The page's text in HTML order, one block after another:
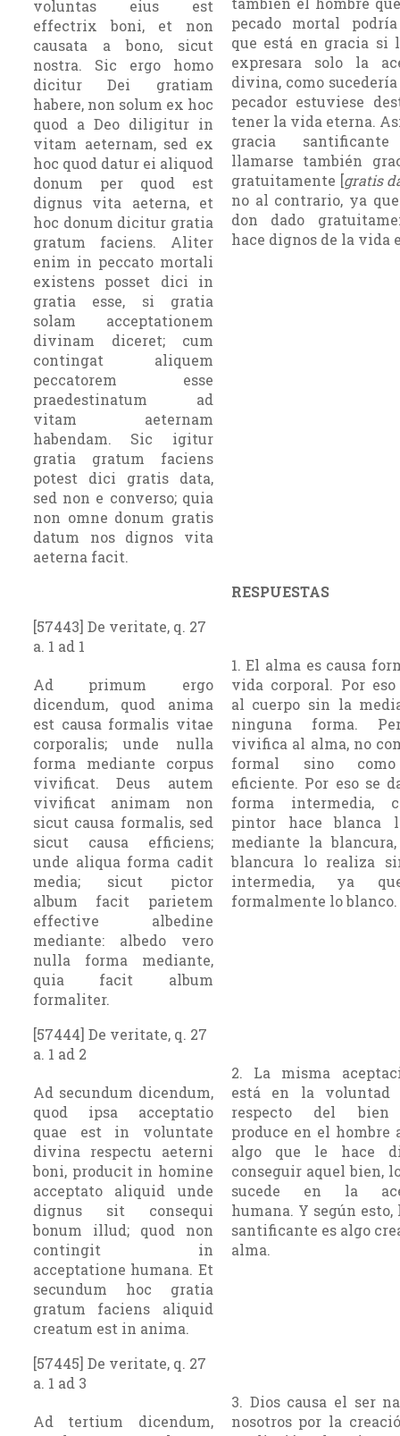
voluntas eius est
effectrix boni, et non
causata a bono, sicut
nostra. Sic ergo homo
dicitur Dei gratiam
habere, non solum ex hoc
quod a Deo diligitur in
vitam aeternam, sed ex
hoc quod datur ei aliquod
donum per quod est
dignus vita aeterna, et
hoc donum dicitur gratia
gratum faciens. Aliter
enim in peccato mortali
existens posset dici in
gratia esse, si gratia
solam acceptationem
divinam diceret; cum
contingat aliquem
peccatorem esse
praedestinatum ad
vitam aeternam
habendam. Sic igitur
gratia gratum faciens
potest dici gratis data,
sed non e converso; quia
non omne donum gratis
datum nos dignos vita
aeterna facit.
pecado mortal
que está en gracia si
expresara solo la
divina, como
pecador estuviese
tener la vida eterna.
gracia
llamarse también
gratuitamente [gratis
no al contrario, ya
don dado
hace dignos de la vida
RESPUESTAS
[57443] De veritate, q. 27
a. 1 ad 1
Ad primum ergo
dicendum, quod anima
est causa formalis vitae
corporalis; unde nulla
forma mediante corpus
vivificat. Deus autem
vivificat animam non
sicut causa formalis, sed
sicut causa efficiens;
unde aliqua forma cadit
media; sicut pictor
album facit parietem
effective albedine
mediante: albedo vero
nulla forma mediante,
quia facit album
formaliter.
1. El alma es causa
vida corporal. Por
al cuerpo sin la
ninguna forma.
vivifica al alma, no
formal sino
eficiente. Por eso se
forma intermedia,
pintor hace blanca
mediante la
blancura lo realiza
intermedia, ya
formalmente lo blanco.
[57444] De veritate, q. 27
a. 1 ad 2
Ad secundum dicendum,
quod ipsa acceptatio
quae est in voluntate
divina respectu aeterni
boni, producit in homine
acceptato aliquid unde
dignus sit consequi
bonum illud; quod non
contingit in
acceptatione humana. Et
secundum hoc gratia
gratum faciens aliquid
creatum est in anima.
2. La misma
está en la voluntad
respecto del bien
produce en el hombre
algo que le hace
conseguir aquel bien,
sucede en la
humana. Y según esto,
santificante es algo
alma.
[57445] De veritate, q. 27
a. 1 ad 3
Ad tertium dicendum,
3. Dios causa el ser
nosotros por la